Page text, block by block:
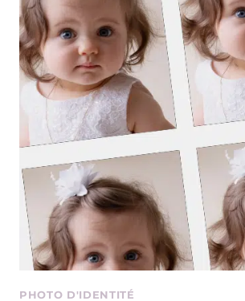
PHOTOS
D’IDENTITÉ
PHOTO D'IDENTITÉ